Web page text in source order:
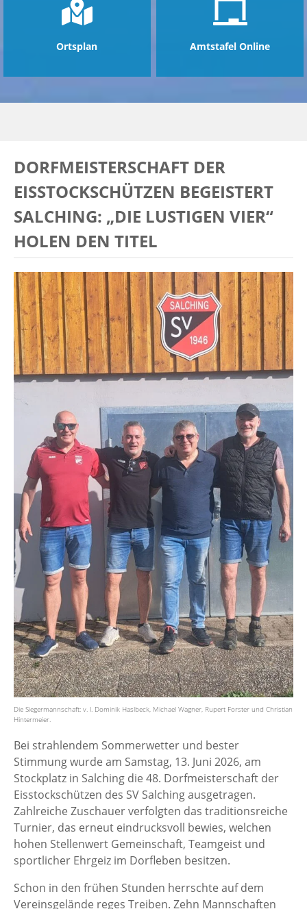
Ortsplan Amtstafel Online
DORFMEISTERSCHAFT DER
EISSTOCKSCHÜTZEN BEGEISTERT
SALCHING: „DIE LUSTIGEN VIER“
HOLEN DEN TITEL
Die Siegermannschaft: v. l. Dominik Haslbeck, Michael Wagner, Rupert Forster und Christian
Hintermeier.
Bei strahlendem Sommerwetter und bester
Stimmung wurde am Samstag, 13. Juni 2026, am
Stockplatz in Salching die 48. Dorfmeisterschaft der
Eisstockschützen des SV Salching ausgetragen.
Zahlreiche Zuschauer verfolgten das traditionsreiche
Turnier, das erneut eindrucksvoll bewies, welchen
hohen Stellenwert Gemeinschaft, Teamgeist und
sportlicher Ehrgeiz im Dorfleben besitzen.
Schon in den frühen Stunden herrschte auf dem
Vereinsgelände reges Treiben. Zehn Mannschaften